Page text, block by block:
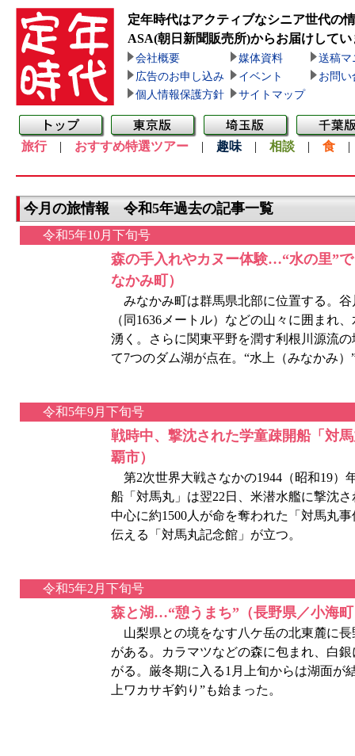
定年時代はアクティブなシニア世代の
ASA(朝日新聞販売所)からお届けしてい
会社概要 媒体資料
送稿マ
広告のお申し込み
イベント
お問い
個人情報保護方針
サイトマップ
旅行| おすすめ特選ツアー | 趣味 | 相談 | 食
今月の旅情報 令和5年過去の記事一覧
令和5年10月下旬号
森の手入れやカヌー体験…“水の里”
なかみ町）
みなかみ町は群馬県北部に位置する。谷
（同1636メートル）などの山々に囲まれ
湧く。さらに関東平野を潤す利根川源流
て7つのダム湖が点在。“水上（みなかみ
令和5年9月下旬号
戦時中、撃沈された学童疎開船「対
覇市）
第2次世界大戦さなかの1944（昭和19）
船「対馬丸」は翌22日、米潜水艦に撃沈
中心に約1500人が命を奪われた「対馬丸
伝える「対馬丸記念館」が立つ。
令和5年2月下旬号
森と湖…“憩うまち”（長野県／小海
山梨県との境をなす八ケ岳の北東麓に
がある。カラマツなどの森に包まれ、白
がる。厳冬期に入る1月上旬からは湖面が
上ワカサギ釣り”も始まった。